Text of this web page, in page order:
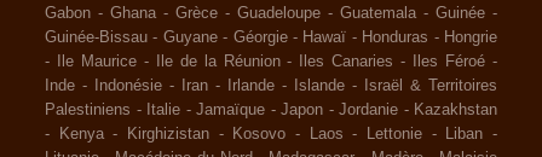
Gabon - Ghana - Grèce - Guadeloupe - Guatemala - Guinée -
Guinée-Bissau - Guyane - Géorgie - Hawaï - Honduras - Hongrie
-
Ile Maurice - Ile de la Réunion - Iles Canaries - Iles Féroé -
Inde - Indonésie - Iran - Irlande - Islande -
Israël & Territoires
Palestiniens - Italie - Jamaïque - Japon - Jordanie - Kazakhstan
-
Kenya - Kirghizistan - Kosovo - Laos - Lettonie - Liban -